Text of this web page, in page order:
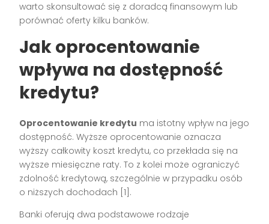
warto skonsultować się z doradcą finansowym lub
porównać oferty kilku banków.
Jak oprocentowanie
wpływa na dostępność
kredytu?
Oprocentowanie kredytu ma istotny wpływ na jego
dostępność. Wyższe oprocentowanie oznacza
wyższy całkowity koszt kredytu, co przekłada się na
wyższe miesięczne raty. To z kolei może ograniczyć
zdolność kredytową, szczególnie w przypadku osób
o niższych dochodach [1].
Banki oferują dwa podstawowe rodzaje